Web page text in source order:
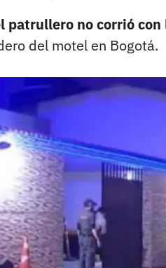
patrullero no corrió
del motel en Bogotá.